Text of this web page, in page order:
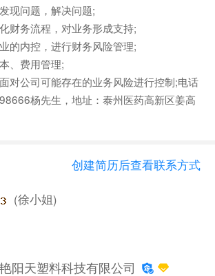
现问题，解决问题;
财务流程，对业务形成支持;
的内控，进行财务风险管理;
、费用管理;
对公司可能存在的业务风险进行控制;电话
杨先生，地址：泰州医药高新区姜高
创建简历后查看联系方式
(徐小姐)
阳天塑料科技有限公司